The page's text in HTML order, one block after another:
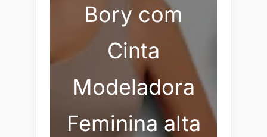
Bory com
Cinta
Modeladora
Feminina alta